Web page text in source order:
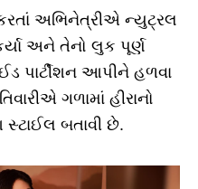
કરતાં અભિનેત્રીએ ન્યુટ્રલ
અને તેનો લુક પૂર્ણ
પાર્ટીશન આપીને હળવા
ગળામાં હીરાનો
સ્ટાઈલ બતાવી છે.